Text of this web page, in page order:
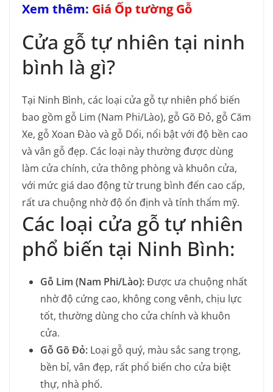
Xem thêm: Giá Ốp tường Gỗ
Cửa gỗ tự nhiên tại ninh
bình là gì?
Tại Ninh Bình, các loại cửa gỗ tự nhiên phổ biến
bao gồm gỗ Lim (Nam Phi/Lào), gỗ Gõ Đỏ, gỗ Căm
Xe, gỗ Xoan Đào và gỗ Dổi, nổi bật với độ bền cao
và vân gỗ đẹp. Các loại này thường được dùng
làm cửa chính, cửa thông phòng và khuôn cửa,
với mức giá dao động từ trung bình đến cao cấp,
rất ưa chuộng nhờ độ ổn định và tính thẩm mỹ.
Các loại cửa gỗ tự nhiên
phổ biến tại Ninh Bình:
Gỗ Lim (Nam Phi/Lào):Được ưa chuộng nhất
nhờ độ cứng cao, không cong vênh, chịu lực
tốt, thường dùng cho cửa chính và khuôn
cửa.
Gỗ Gõ Đỏ: Loại gỗ quý, màu sắc sang trọng,
bền bỉ, vân đẹp, rất phổ biến cho cửa biệt
thự, nhà phố.